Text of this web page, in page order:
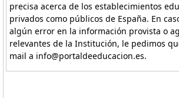
precisa acerca de los establecimientos
privados como públicos de España. En
algún error en la información provista o
relevantes de la Institución, le pedimos
mail a info@portaldeeducacion.es.